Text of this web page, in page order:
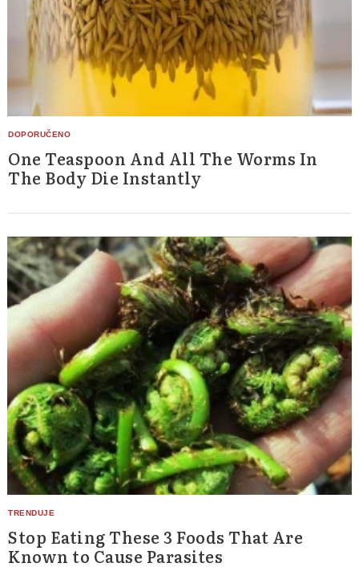
One Teaspoon And All The Worms In
The Body Die Instantly
Stop Eating These 3 Foods That Are
Known to Cause Parasites